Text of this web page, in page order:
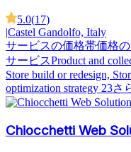
5.0(17)
|Castel Gandolfo, Italy
サービスの価格帯価格
サービスProduct and
Store build or redesign,
optimization strategy 23さ
Chiocchetti Web